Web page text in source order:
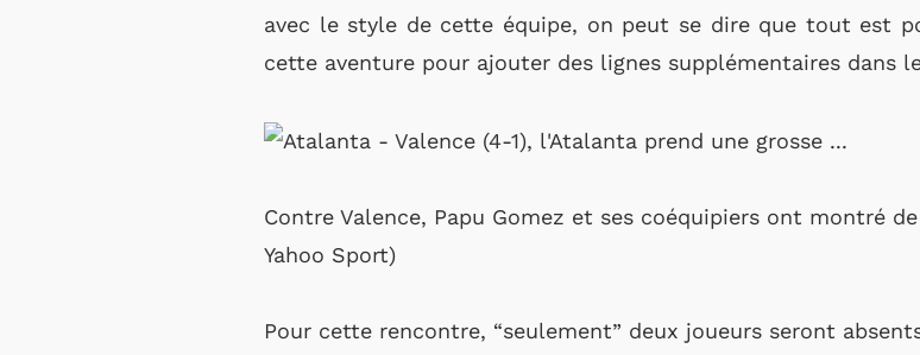
avec le style de cette équipe, on peut se dire que tout est
cette aventure pour ajouter des lignes supplémentaires dans
Contre Valence, Papu Gomez et ses coéquipiers ont montré
Yahoo Sport)
Pour cette rencontre, “seulement” deux joueurs seront